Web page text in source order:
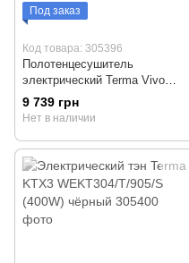
Под заказ
Код товара: 305396
Полотенцесушитель
электрический Terma Vivo
910х500
(WLVOV091050/9005/SPL)
9 739 грн
Нет в наличии